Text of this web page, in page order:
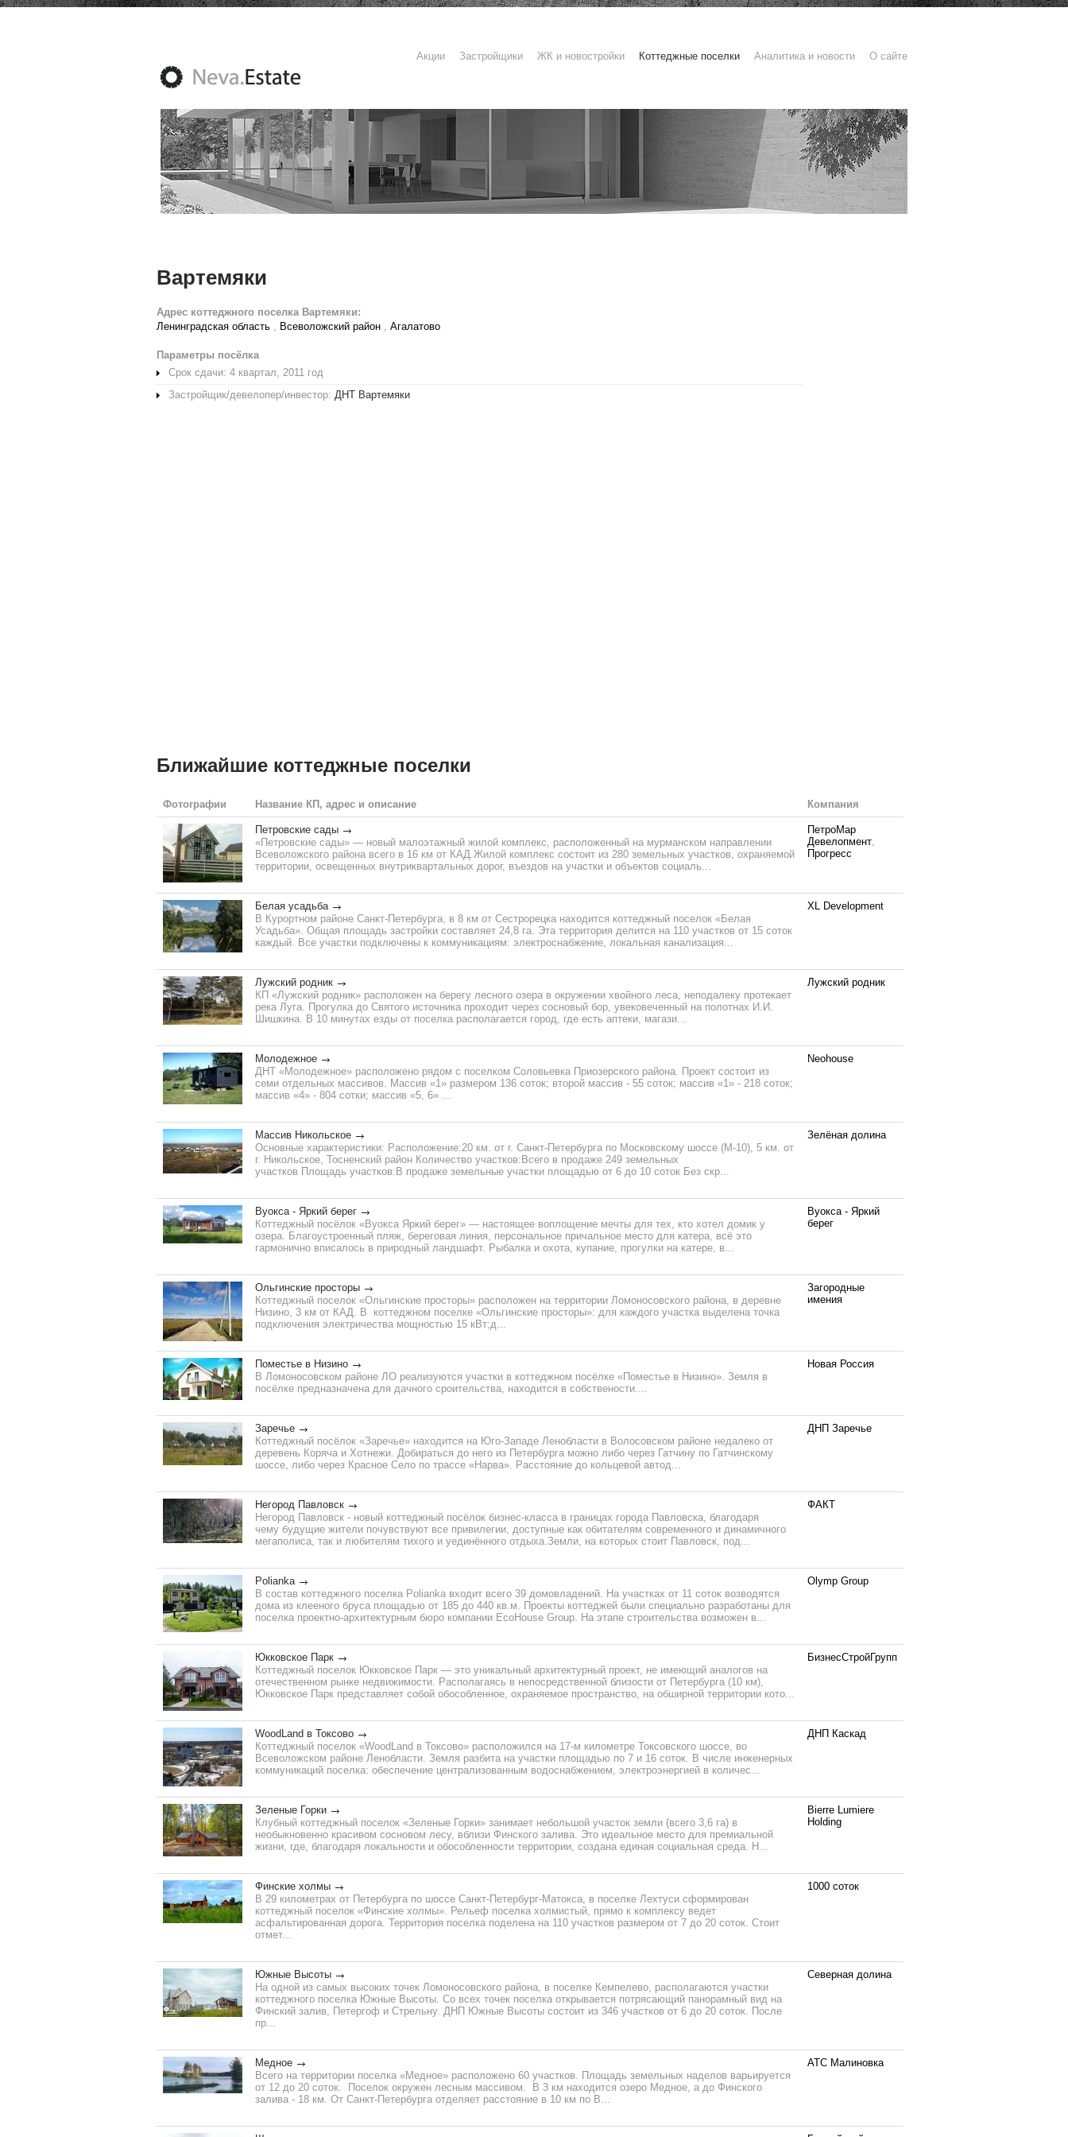
Акции Застройщики ЖК и новостройки Коттеджные поселки Аналитика и новости О сайте
Вартемяки
Адрес коттеджного поселка Вартемяки:
Ленинградская область , Всеволожский район , Агалатово
Параметры посёлка
Срок сдачи: 4 квартал, 2011 год
Застройщик/девелопер/инвестор: ДНТ Вартемяки
Ближайшие коттеджные поселки
Фотографии Название КП, адрес и описание Компания
Петровские сады
«Петровские сады» — новый малоэтажный жилой комплекс, расположенный на мурманском направлении
Всеволожского района всего в 16 км от КАД.Жилой комплекс состоит из 280 земельных участков, охраняемой
территории, освещенных внутриквартальных дорог, въездов на участки и объектов социаль...
ПетроМар
Девелопмент,
Прогресс
Белая усадьба
В Курортном районе Санкт-Петербурга, в 8 км от Сестрорецка находится коттеджный поселок «Белая
Усадьба». Общая площадь застройки составляет 24,8 га. Эта территория делится на 110 участков от 15 соток
каждый. Все участки подключены к коммуникациям: электроснабжение, локальная канализация...
XL Development
Лужский родник
КП «Лужский родник» расположен на берегу лесного озера в окружении хвойного леса, неподалеку протекает
река Луга. Прогулка до Святого источника проходит через сосновый бор, увековеченный на полотнах И.И.
Шишкина. В 10 минутах езды от поселка располагается город, где есть аптеки, магази...
Лужский родник
Молодежное
ДНТ «Молодежное» расположено рядом с поселком Соловьевка Приозерского района. Проект состоит из
семи отдельных массивов. Массив «1» размером 136 соток; второй массив - 55 соток; массив «1» - 218 соток;
массив «4» - 804 сотки; массив «5, 6» ...
Neohouse
Массив Никольское
Основные характеристики: Расположение:20 км. от г. Санкт-Петербурга по Московскому шоссе (М-10), 5 км. от
г. Никольское, Тосненский район Количество участков:Всего в продаже 249 земельных
участков Площадь участков:В продаже земельные участки площадью от 6 до 10 соток Без скр...
Зелёная долина
Вуокса - Яркий берег
Коттеджный посёлок «Вуокса Яркий берег» — настоящее воплощение мечты для тех, кто хотел домик у
озера. Благоустроенный пляж, береговая линия, персональное причальное место для катера, всё это
гармонично вписалось в природный ландшафт. Рыбалка и охота, купание, прогулки на катере, в...
Вуокса - Яркий
берег
Ольгинские просторы
Коттеджный поселок «Ольгинские просторы» расположен на территории Ломоносовского района, в деревне
Низино, 3 км от КАД. В коттеджном поселке «Ольгинские просторы»: для каждого участка выделена точка
подключения электричества мощностью 15 кВт;д...
Загородные
имения
Поместье в Низино
В Ломоносовском районе ЛО реализуются участки в коттеджном посёлке «Поместье в Низино». Земля в
посёлке предназначена для дачного сроительства, находится в собствености....
Новая Россия
Заречье
Коттеджный посёлок «Заречье» находится на Юго-Западе Ленобласти в Волосовском районе недалеко от
деревень Коряча и Хотнежи. Добираться до него из Петербурга можно либо через Гатчину по Гатчинскому
шоссе, либо через Красное Село по трассе «Нарва». Расстояние до кольцевой автод...
ДНП Заречье
Негород Павловск
Негород Павловск - новый коттеджный посёлок бизнес-класса в границах города Павловска, благодаря
чему будущие жители почувствуют все привилегии, доступные как обитателям современного и динамичного
мегаполиса, так и любителям тихого и уединённого отдыха.Земли, на которых стоит Павловск, под...
ФАКТ
Polianka
В состав коттеджного поселка Polianka входит всего 39 домовладений. На участках от 11 соток возводятся
дома из клееного бруса площадью от 185 до 440 кв.м. Проекты коттеджей были специально разработаны для
поселка проектно-архитектурным бюро компании EcoHouse Group. На этапе строительства возможен в...
Olymp Group
Юкковское Парк
Коттеджный поселок Юкковское Парк — это уникальный архитектурный проект, не имеющий аналогов на
отечественном рынке недвижимости. Располагаясь в непосредственной близости от Петербурга (10 км),
Юкковское Парк представляет собой обособленное, охраняемое пространство, на обширной территории кото...
БизнесСтройГрупп
WoodLand в Токсово
Коттеджный поселок «WoodLand в Токсово» расположился на 17-м километре Токсовского шоссе, во
Всеволожском районе Ленобласти. Земля разбита на участки площадью по 7 и 16 соток. В числе инженерных
коммуникаций поселка: обеспечение централизованным водоснабжением, электроэнергией в количес...
ДНП Каскад
Зеленые Горки
Клубный коттеджный поселок «Зеленые Горки» занимает небольшой участок земли (всего 3,6 га) в
необыкновенно красивом сосновом лесу, вблизи Финского залива. Это идеальное место для премиальной
жизни, где, благодаря локальности и обособленности территории, создана единая социальная среда. Н...
Bierre Lumiere
Holding
Финские холмы
В 29 километрах от Петербурга по шоссе Санкт-Петербург-Матокса, в поселке Лехтуси сформирован
коттеджный поселок «Финские холмы». Рельеф поселка холмистый, прямо к комплексу ведет
асфальтированная дорога. Территория поселка поделена на 110 участков размером от 7 до 20 соток. Стоит
отмет...
1000 соток
Южные Высоты
На одной из самых высоких точек Ломоносовского района, в поселке Кемпелево, располагаются участки
коттеджного поселка Южные Высоты. Со всех точек поселка открывается потрясающий панорамный вид на
Финский залив, Петергоф и Стрельну. ДНП Южные Высоты состоит из 346 участков от 6 до 20 соток. После
пр...
Северная долина
Медное
Всего на территории поселка «Медное» расположено 60 участков. Площадь земельных наделов варьируется
от 12 до 20 соток. Поселок окружен лесным массивом. В 3 км находится озеро Медное, а до Финского
залива - 18 км. От Санкт-Петербурга отделяет расстояние в 10 км по В...
АТС Малиновка